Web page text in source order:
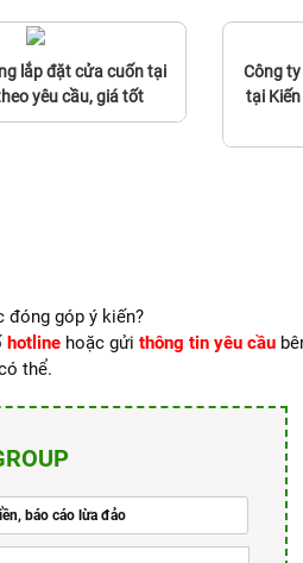
lắp đặt cửa cuốn tại
yêu cầu, giá tốt
Công
tại
đóng góp ý kiến?
hotline hoặc gửi thông tin yêu cầu
thể.
báo cáo lừa đảo